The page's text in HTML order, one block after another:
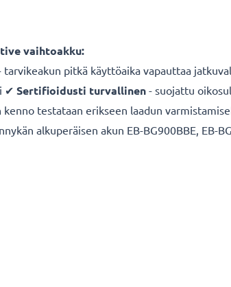
vaihtoakku:
tarvikeakun pitkä käyttöaika vapauttaa
✔ Sertifioidusti turvallinen - suojattu
kenno testataan erikseen laadun
alkuperäisen akun EB-BG900BBE, EB-